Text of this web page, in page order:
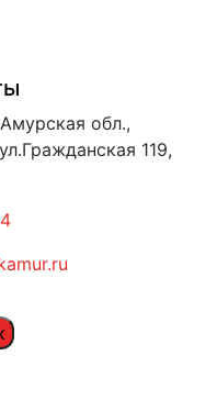
обл.,
119,